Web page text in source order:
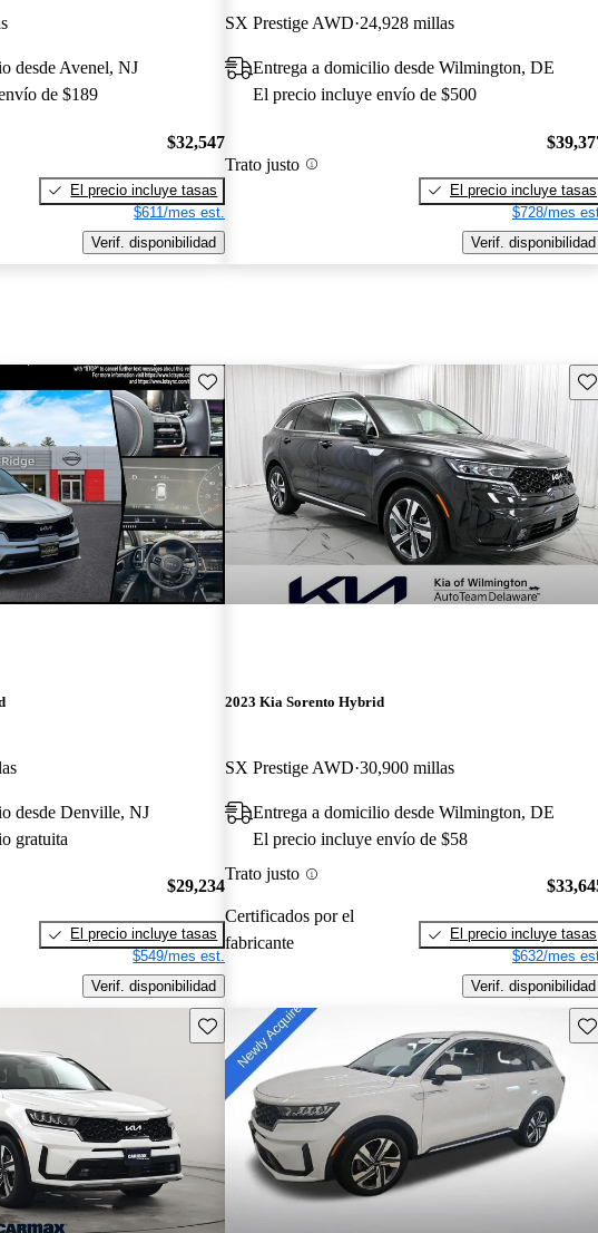
desde Avenel, NJ
de $189
$32,547
El precio incluye tasas
$611/mes est.
Verif. disponibilidad
SX Prestige AWD 24,928 millas
Entrega a domicilio desde Wilmington, DE
El precio incluye envío de $500
Trato justo
El precio incluye tasas
$728/mes
Verif. disponibilidad
Guarda este Aviso
desde Denville, NJ
gratuita
$29,234
El precio incluye tasas
$549/mes est.
Verif. disponibilidad
2023 Kia Sorento Hybrid
SX Prestige AWD 30,900 millas
Entrega a domicilio desde Wilmington, DE
El precio incluye envío de $58
Trato justo
Certificados por el
fabricante
El precio incluye tasas
$632/mes
Verif. disponibilidad
Guarda este Aviso